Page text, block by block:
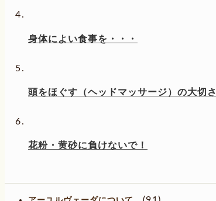
身体によい食事を・・・
頭をほぐす（ヘッドマッサージ）の大切さ
花粉・黄砂に負けないで！